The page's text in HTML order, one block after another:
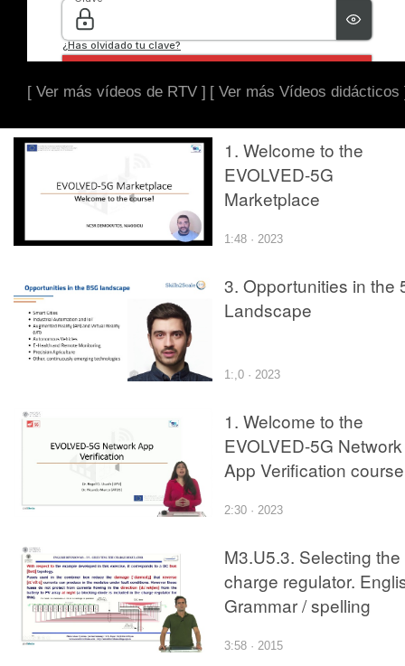
[ Ver más vídeos de RTV ] [ Ver más Vídeos didácticos
1. Welcome to the
EVOLVED-5G
Marketplace
1:48 · 2023
3. Opportunities in the
Landscape
1:,0 · 2023
1. Welcome to the
EVOLVED-5G Network
App Verification course
2:30 · 2023
M3.U5.3. Selecting the
charge regulator.
Grammar / spelling
3:58 · 2015